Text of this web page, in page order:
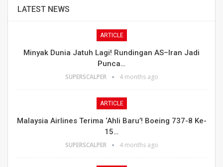
LATEST NEWS
ARTICLE
Minyak Dunia Jatuh Lagi! Rundingan AS–Iran Jadi
Punca…
SUPERSCALPER 4 months ago
ARTICLE
Malaysia Airlines Terima ‘Ahli Baru’! Boeing 737-8 Ke-
15…
SUPERSCALPER 4 months ago